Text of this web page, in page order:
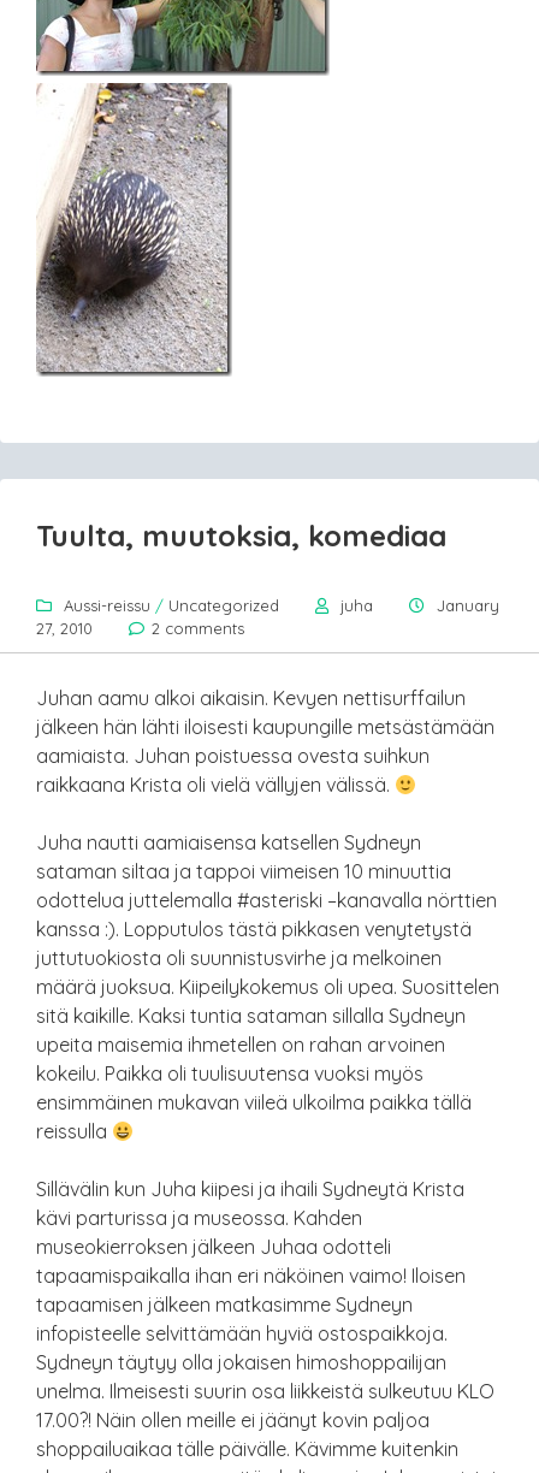
Tuulta, muutoksia, komediaa
Aussi-reissu / Uncategorized juha
January
27, 2010
2 comments
Juhan aamu alkoi aikaisin. Kevyen nettisurffailun
jälkeen hän lähti iloisesti kaupungille metsästämään
aamiaista. Juhan poistuessa ovesta suihkun
raikkaana Krista oli vielä vällyjen välissä.
Juha nautti aamiaisensa katsellen Sydneyn
sataman siltaa ja tappoi viimeisen 10 minuuttia
odottelua juttelemalla #asteriski –kanavalla nörttien
kanssa :). Lopputulos tästä pikkasen venytetystä
juttutuokiosta oli suunnistusvirhe ja melkoinen
määrä juoksua. Kiipeilykokemus oli upea. Suosittelen
sitä kaikille. Kaksi tuntia sataman sillalla Sydneyn
upeita maisemia ihmetellen on rahan arvoinen
kokeilu. Paikka oli tuulisuutensa vuoksi myös
ensimmäinen mukavan viileä ulkoilma paikka tällä
reissulla
Sillävälin kun Juha kiipesi ja ihaili Sydneytä Krista
kävi parturissa ja museossa. Kahden
museokierroksen jälkeen Juhaa odotteli
tapaamispaikalla ihan eri näköinen vaimo! Iloisen
tapaamisen jälkeen matkasimme Sydneyn
infopisteelle selvittämään hyviä ostospaikkoja.
Sydneyn täytyy olla jokaisen himoshoppailijan
unelma. Ilmeisesti suurin osa liikkeistä sulkeutuu KLO
17.00?! Näin ollen meille ei jäänyt kovin paljoa
shoppailuaikaa tälle päivälle. Kävimme kuitenkin